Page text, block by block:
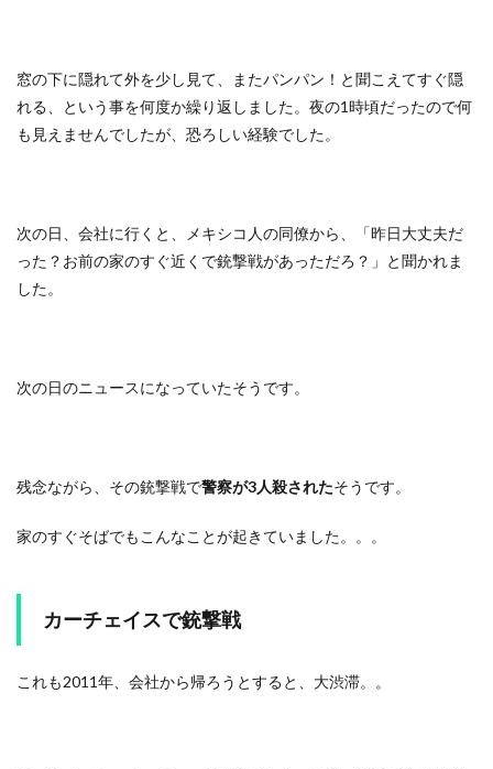
窓の下に隠れて外を少し見て、またパンパン！と聞こえてすぐ隠
れる、という事を何度か繰り返しました。夜の1時頃だったので何
も見えませんでしたが、恐ろしい経験でした。
次の日、会社に行くと、メキシコ人の同僚から、「昨日大丈夫だ
った？お前の家のすぐ近くで銃撃戦があっただろ？」と聞かれま
した。
次の日のニュースになっていたそうです。
残念ながら、その銃撃戦で警察が3人殺されたそうです。
家のすぐそばでもこんなことが起きていました。。。
カーチェイスで銃撃戦
これも2011年、会社から帰ろうとすると、大渋滞。。